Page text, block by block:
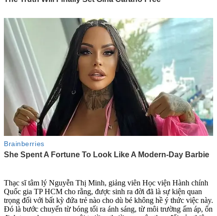
Thạc sĩ tâm lý Nguyễn Thị Minh, giảng viên Học viện Hành chính
Quốc gia TP HCM cho rằng, được sinh ra đời đã là sự kiện quan
trọng đối với bất kỳ đứa trẻ nào cho dù bé không hề ý thức việc này.
Đó là bước chuyển từ bóng tối ra ánh sáng, từ môi trường ấm áp, ổn